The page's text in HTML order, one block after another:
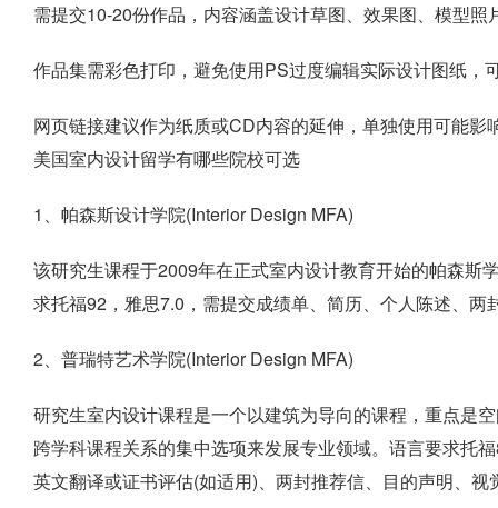
需提交10-20份作品，内容涵盖设计草图、效果图、模型
作品集需彩色打印，避免使用PS过度编辑实际设计图纸，
网页链接建议作为纸质或CD内容的延伸，单独使用可能影
美国室内设计留学有哪些院校可选
1、帕森斯设计学院(Interior Design MFA)
该研究生课程于2009年在正式室内设计教育开始的帕森斯
求托福92，雅思7.0，需提交成绩单、简历、个人陈述、两
2、普瑞特艺术学院(Interior Design MFA)
研究生室内设计课程是一个以建筑为导向的课程，重点是
跨学科课程关系的集中选项来发展专业领域。语言要求托
英文翻译或证书评估(如适用)、两封推荐信、目的声明、